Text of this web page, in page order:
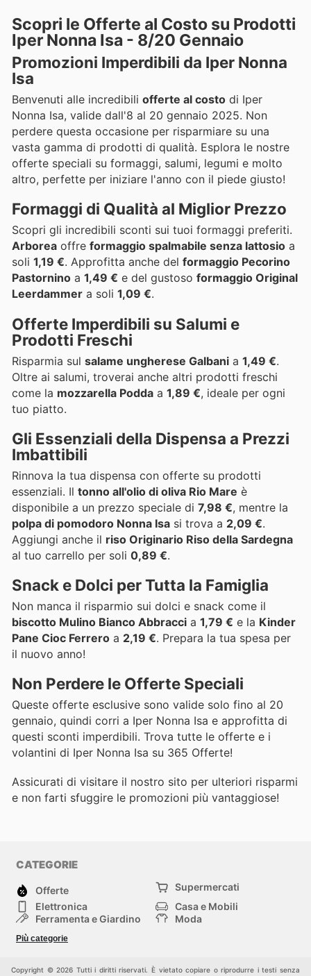
Scopri le Offerte al Costo su Prodotti
Iper Nonna Isa - 8/20 Gennaio
Promozioni Imperdibili da Iper Nonna
Isa
Benvenuti alle incredibili offerte al costo di Iper
Nonna Isa, valide dall'8 al 20 gennaio 2025. Non
perdere questa occasione per risparmiare su una
vasta gamma di prodotti di qualità. Esplora le nostre
offerte speciali su formaggi, salumi, legumi e molto
altro, perfette per iniziare l'anno con il piede giusto!
Formaggi di Qualità al Miglior Prezzo
Scopri gli incredibili sconti sui tuoi formaggi preferiti.
Arborea offre formaggio spalmabile senza lattosio a
soli 1,19 €. Approfitta anche del formaggio Pecorino
Pastornino a 1,49 € e del gustoso formaggio Original
Leerdammer a soli 1,09 €.
Offerte Imperdibili su Salumi e
Prodotti Freschi
Risparmia sul salame ungherese Galbani a 1,49 €.
Oltre ai salumi, troverai anche altri prodotti freschi
come la mozzarella Podda a 1,89 €, ideale per ogni
tuo piatto.
Gli Essenziali della Dispensa a Prezzi
Imbattibili
Rinnova la tua dispensa con offerte su prodotti
essenziali. Il tonno all'olio di oliva Rio Mare è
disponibile a un prezzo speciale di 7,98 €, mentre la
polpa di pomodoro Nonna Isa si trova a 2,09 €.
Aggiungi anche il riso Originario Riso della Sardegna
al tuo carrello per soli 0,89 €.
Snack e Dolci per Tutta la Famiglia
Non manca il risparmio sui dolci e snack come il
biscotto Mulino Bianco Abbracci a 1,79 € e la Kinder
Pane Cioc Ferrero a 2,19 €. Prepara la tua spesa per
il nuovo anno!
Non Perdere le Offerte Speciali
Queste offerte esclusive sono valide solo fino al 20
gennaio, quindi corri a Iper Nonna Isa e approfitta di
questi sconti imperdibili. Trova tutte le offerte e i
volantini di Iper Nonna Isa su 365 Offerte!
Assicurati di visitare il nostro sito per ulteriori risparmi
e non farti sfuggire le promozioni più vantaggiose!
CATEGORIE
Offerte
Supermercati
Elettronica
Casa e Mobili
Ferramenta e Giardino
Moda
Bambini e Neonati
Più categorie
Copyright © 2026 Tutti i diritti riservati. È vietato copiare o riprodurre i testi senza